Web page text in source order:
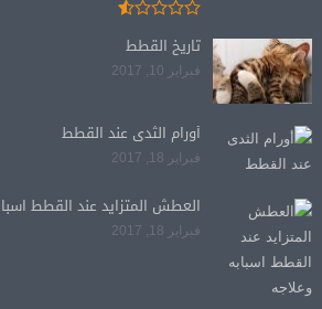
تاريخ القطط
فبراير 10, 2017
أورام الثدى عند القطط
فبراير 18, 2017
العطش المتزايد عند القطط
فبراير 18, 2017